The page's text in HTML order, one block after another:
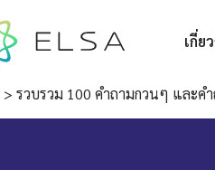
เกี่ย
> รวบรวม 100 คำถามกวนๆ และค